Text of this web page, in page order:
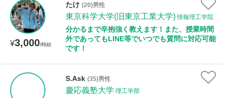
¥3,000/時給
たけ (20)男性
東京科学大学(旧東京工業大学)情報理工学院
分かるまで辛抱強く教えます！また、授業時間
外であってもLINE等でいつでも質問に対応可能
です！
S.Ask (35)男性
慶応義塾大学 理工学部